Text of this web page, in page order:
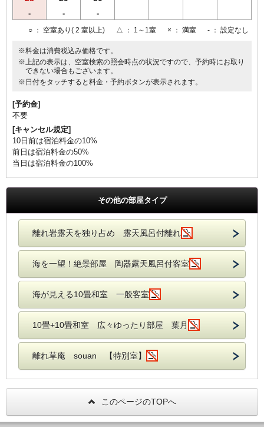
- - -
○ ： 空室あり( 2 室以上) △ ： 1～1室 × ： 満室 - ： 設定なし
※料金は消費税込み価格です。
※上記の表示は、空室検索の照会時点の状況ですので、予約時にお取り
できない場合もございます。
※日付をタッチすると料金・予約ボタンが表示されます。
[予約金]
不要
[キャンセル規定]
10日前は宿泊料金の10%
前日は宿泊料金の50%
当日は宿泊料金の100%
その他の部屋タイプ
離れ岩露天を独り占め 露天風呂付離れ
海を一望！絶景部屋 陶器露天風呂付客室
海が見える10畳和室 一般客室
10畳+10畳和室 広々ゆったり部屋 葉月
離れ草庵 souan 【特別室】
このページのTOPへ